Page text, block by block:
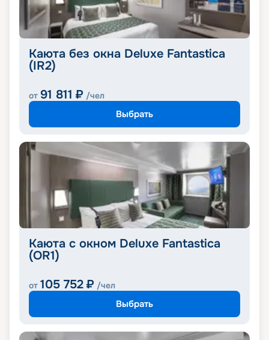
Каюта без окна Deluxe Fantastica
(IR2)
от 91 811 ₽ /чел
Выбрать
Каюта с окном Deluxe Fantastica
(OR1)
от 105 752 ₽ /чел
Выбрать